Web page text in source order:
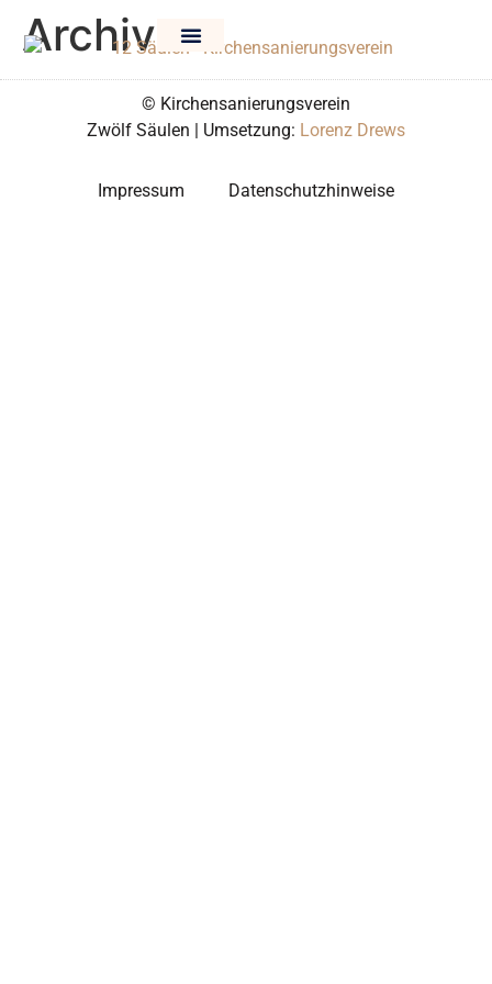
Archiv
© Kirchensanierungsverein
Zwölf Säulen | Umsetzung: Lorenz Drews
Impressum Datenschutzhinweise